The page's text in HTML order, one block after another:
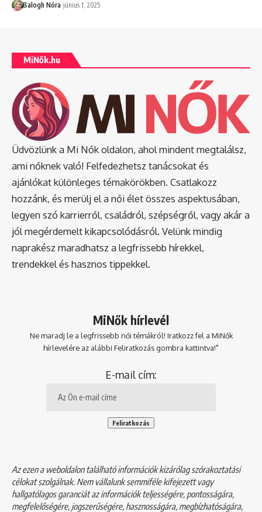
Balogh Nóra június 1, 2025
MiNők.hu
Üdvözlünk a Mi Nők oldalon, ahol mindent megtalálsz,
ami nőknek való! Felfedezhetsz tanácsokat és
ajánlókat különleges témakörökben. Csatlakozz
hozzánk, és merülj el a női élet összes aspektusában,
legyen szó karrierről, családról, szépségről, vagy akár a
jól megérdemelt kikapcsolódásról. Velünk mindig
naprakész maradhatsz a legfrissebb hírekkel,
trendekkel és hasznos tippekkel.
MiNők hírlevél
Ne maradj le a legfrissebb női témákról! Iratkozz fel a MiNők
hírlevelére az alábbi Feliratkozás gombra kattintva!"
E-mail cím:
Az ezen a weboldalon található információk kizárólag szórakoztatási
célokat szolgálnak. Nem vállalunk semmiféle kifejezett vagy
hallgatólagos garanciát az információk teljességére, pontosságára,
megfelelőségére, jogszerűségére, hasznosságára, megbízhatóságára,